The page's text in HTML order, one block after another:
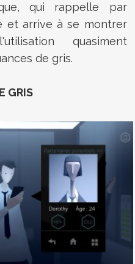
qui rappelle par
et arrive à se montrer
quasiment
de gris.
GRIS